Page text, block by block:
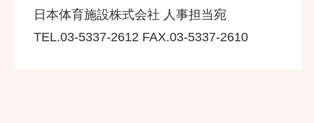
日本体育施設株式会社 人事担当宛
TEL.03-5337-2612 FAX.03-5337-2610